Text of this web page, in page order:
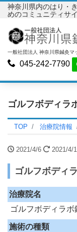
神奈川県内のはり・
めのコミュニティサ
一般社団法人 神奈川県鍼灸マ
045-242-7790
ゴルフボディラ
TOP 治療院情報
2021/4/6 2021/4/
ゴルフボディ
治療院名
ゴルフボディラボ
施術の種類